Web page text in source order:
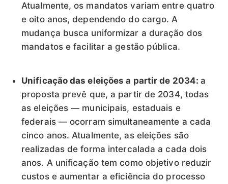
Atualmente, os mandatos variam entre quatro
e oito anos, dependendo do cargo. A
mudança busca uniformizar a duração dos
mandatos e facilitar a gestão pública.
Unificação das eleições a partir de 2034:a
proposta prevê que, a partir de 2034, todas
as eleições — municipais, estaduais e
federais — ocorram simultaneamente a cada
cinco anos. Atualmente, as eleições são
realizadas de forma intercalada a cada dois
anos. A unificação tem como objetivo reduzir
custos e aumentar a eficiência do processo